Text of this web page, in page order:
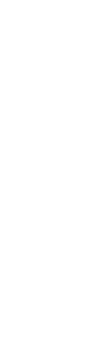
- Danmark 4-2